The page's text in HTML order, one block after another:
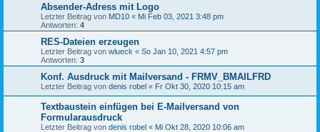
Absender-Adress mit Logo
Letzter Beitrag von MD10 « Mi Feb 03, 2021 3:48 pm
Antworten: 4
RES-Dateien erzeugen
Letzter Beitrag von wlueck « So Jan 10, 2021 4:57 pm
Antworten: 3
Konf. Ausdruck mit Mailversand - FRMV_BMAILFRD
Letzter Beitrag von denis robel « Fr Okt 30, 2020 10:15 am
Textbaustein einfügen bei E-Mailversand von
Formularausdruck
Letzter Beitrag von denis robel « Mi Okt 28, 2020 10:06 am